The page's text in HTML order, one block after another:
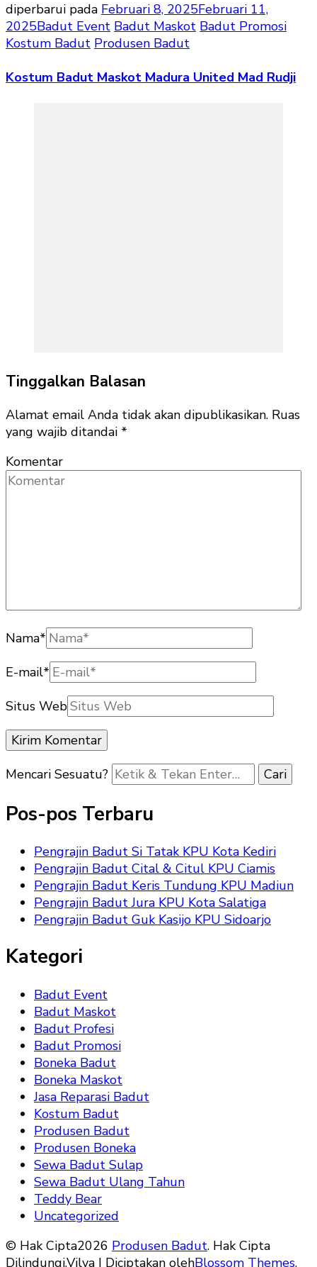
diperbarui pada Februari 8, 2025Februari 11,
2025Badut Event Badut Maskot Badut Promosi
Kostum Badut Produsen Badut
Kostum Badut Maskot Madura United Mad Rudji
Tinggalkan Balasan
Alamat email Anda tidak akan dipublikasikan. Ruas
yang wajib ditandai *
Komentar
Nama*
E-mail*
Situs Web
Mencari Sesuatu?
Pos-pos Terbaru
Pengrajin Badut Si Tatak KPU Kota Kediri
Pengrajin Badut Cital & Citul KPU Ciamis
Pengrajin Badut Keris Tundung KPU Madiun
Pengrajin Badut Jura KPU Kota Salatiga
Pengrajin Badut Guk Kasijo KPU Sidoarjo
Kategori
Badut Event
Badut Maskot
Badut Profesi
Badut Promosi
Boneka Badut
Boneka Maskot
Jasa Reparasi Badut
Kostum Badut
Produsen Badut
Produsen Boneka
Sewa Badut Sulap
Sewa Badut Ulang Tahun
Teddy Bear
Uncategorized
© Hak Cipta2026 Produsen Badut. Hak Cipta
Dilindungi.Vilva | Diciptakan olehBlossom Themes.